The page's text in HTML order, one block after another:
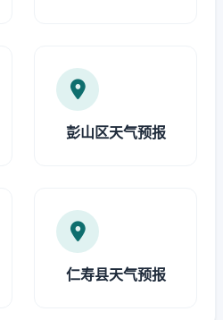
彭山区天气预报
仁寿县天气预报